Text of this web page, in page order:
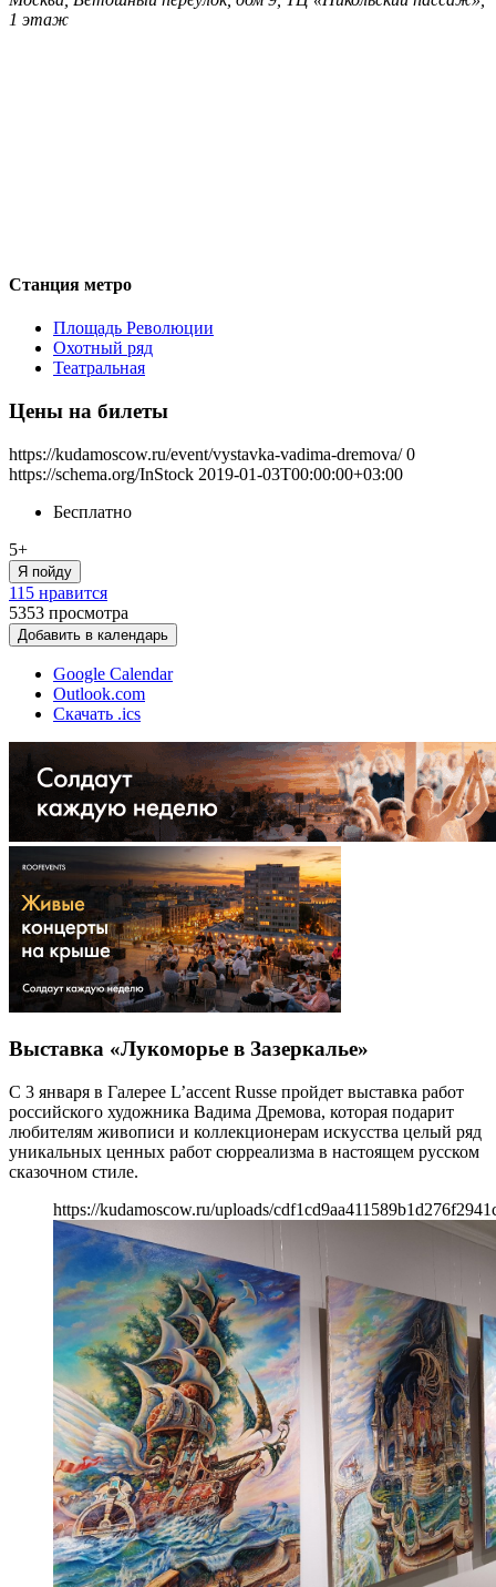
1 этаж
Станция метро
Площадь Революции
Охотный ряд
Театральная
Цены на билеты
https://kudamoscow.ru/event/vystavka-vadima-dremova/ 0
https://schema.org/InStock 2019-01-03T00:00:00+03:00
Бесплатно
5+
Я пойду
115 нравится
5353 просмотра
Добавить в календарь
Google Calendar
Outlook.com
Скачать .ics
Выставка «Лукоморье в Зазеркалье»
С 3 января в Галерее L’accent Russe пройдет выставка работ
российского художника Вадима Дремова, которая подарит
любителям живописи и коллекционерам искусства целый ряд
уникальных ценных работ сюрреализма в настоящем русском
сказочном стиле.
https://kudamoscow.ru/uploads/